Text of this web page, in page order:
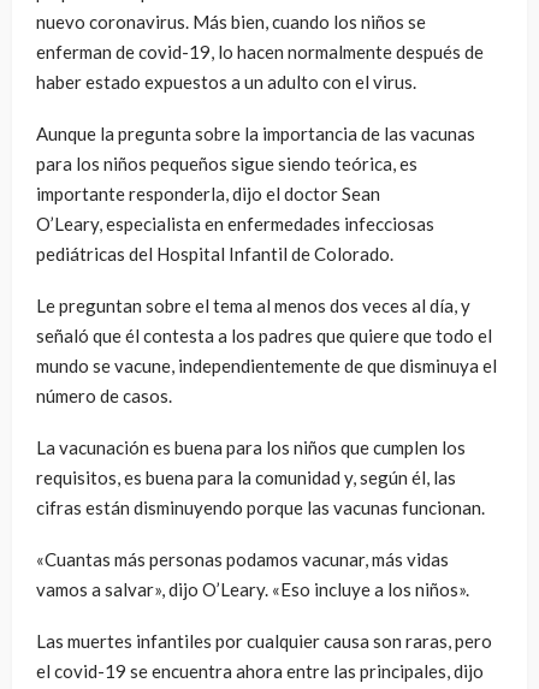
nuevo coronavirus. Más bien, cuando los niños se
enferman de covid-19, lo hacen normalmente después de
haber estado expuestos a un adulto con el virus.
Aunque la pregunta sobre la importancia de las vacunas
para los niños pequeños sigue siendo teórica, es
importante responderla, dijo el doctor Sean
O’Leary, especialista en enfermedades infecciosas
pediátricas del Hospital Infantil de Colorado.
Le preguntan sobre el tema al menos dos veces al día, y
señaló que él contesta a los padres que quiere que todo el
mundo se vacune, independientemente de que disminuya el
número de casos.
La vacunación es buena para los niños que cumplen los
requisitos, es buena para la comunidad y, según él, las
cifras están disminuyendo porque las vacunas funcionan.
«Cuantas más personas podamos vacunar, más vidas
vamos a salvar», dijo O’Leary. «Eso incluye a los niños».
Las muertes infantiles por cualquier causa son raras, pero
el covid-19 se encuentra ahora entre las principales, dijo